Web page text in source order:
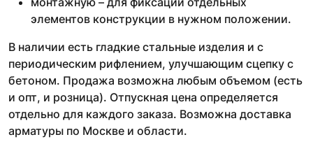
элементов конструкции в нужном положении.
В наличии есть гладкие стальные изделия и с
периодическим рифлением, улучшающим сцепку с
бетоном. Продажа возможна любым объемом (есть
и опт, и розница). Отпускная цена определяется
отдельно для каждого заказа. Возможна доставка
арматуры по Москве и области.